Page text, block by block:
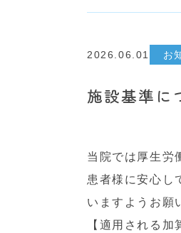
2026.06.01 お
施設基準に
当院では厚生労
患者様に安心し
いますようお願
【適用される加